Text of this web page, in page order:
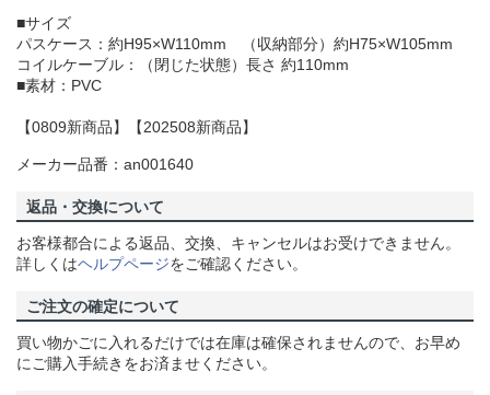
■サイズ
パスケース：約H95×W110mm （収納部分）約H75×W105mm
コイルケーブル：（閉じた状態）長さ 約110mm
■素材：PVC
【0809新商品】【202508新商品】
メーカー品番：an001640
返品・交換について
お客様都合による返品、交換、キャンセルはお受けできません。
詳しくはヘルプページをご確認ください。
ご注文の確定について
買い物かごに入れるだけでは在庫は確保されませんので、お早め
にご購入手続きをお済ませください。